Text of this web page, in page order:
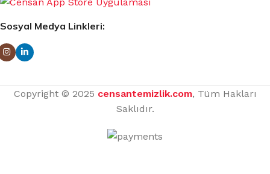
Sosyal Medya Linkleri:
Copyright © 2025 censantemizlik.com, Tüm Hakları
Saklıdır.